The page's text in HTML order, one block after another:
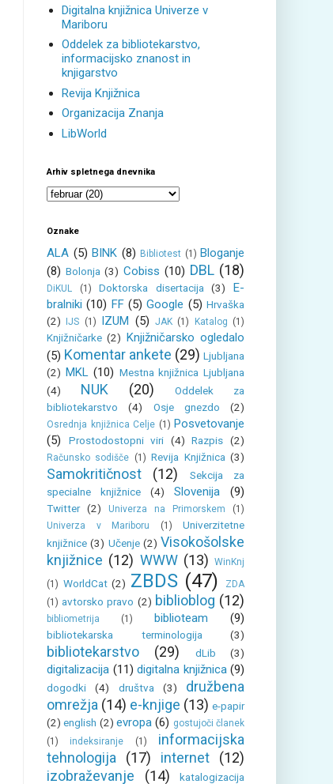
Digitalna knjižnica Univerze v
Mariboru
Oddelek za bibliotekarstvo,
informacijsko znanost in
knjigarstvo
Revija Knjižnica
Organizacija Znanja
LibWorld
Arhiv spletnega dnevnika
Oznake
ALA (5) BINK (8) Bibliotest (1) Bloganje
(8) Bolonja (3) Cobiss (10) DBL (18)
DiKUL (1) Doktorska disertacija (3)
E-
bralniki (10) FF (5) Google (5) Hrvaška
(2)
IJS (1) IZUM (5) JAK (1) Katalog (1)
Knjižničarke (2) Knjižničarsko ogledalo
(5) Komentar ankete (29) Ljubljana
(2) MKL (10) Mestna knjižnica Ljubljana
(4)
NUK (20)
Oddelek za
bibliotekarstvo
(4) Osje gnezdo (2)
Osrednja knjižnica Celje (1) Posvetovanje
(5)
Prostodostopni viri (4) Razpis (2)
Računsko sodišče (1) Revija Knjižnica (3)
Samokritičnost (12)
Sekcija za
specialne knjižnice
(4) Slovenija (9)
Twitter (2) Univerza na Primorskem
(1)
Univerza v Mariboru
(1)
Univerzitetne
knjižnice (3) Učenje (2) Visokošolske
knjižnice (12) WWW (13) WinKnj
(1) WorldCat (2) ZBDS (47)
ZDA
(1) avtorsko pravo (2) biblioblog (12)
bibliometrija (1) biblioteam (9)
bibliotekarska terminologija (3)
bibliotekarstvo (29) dLib (3)
digitalizacija (11) digitalna knjižnica (9)
dogodki (4) društva (3)
družbena
omrežja (14) e-knjige (13) e-papir
(2) english (2) evropa (6) gostujoči članek
(1)
indeksiranje (1)
informacijska
tehnologija
(17) internet
(12)
izobraževanje
(14)
katalogizacija